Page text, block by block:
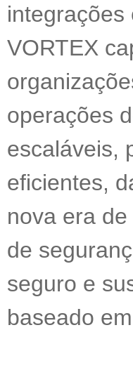
integrações
VORTEX
operações
escaláveis,
eficientes,
nova era
de
seguro e
baseado